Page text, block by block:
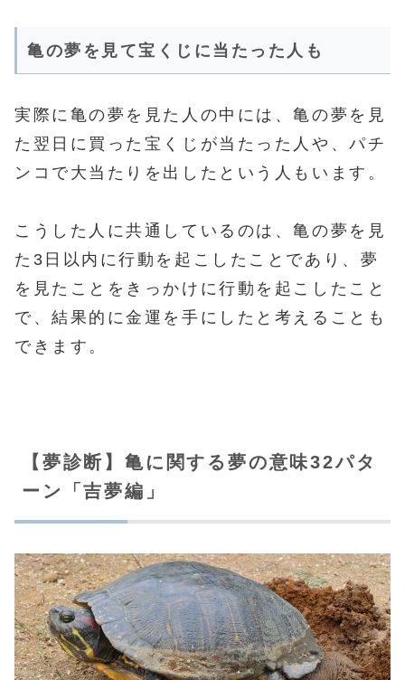
亀の夢を見て宝くじに当たった人も
実際に亀の夢を見た人の中には、亀の夢を見
た翌日に買った宝くじが当たった人や、パチ
ンコで大当たりを出したという人もいます。
こうした人に共通しているのは、亀の夢を見
た3日以内に行動を起こしたことであり、夢
を見たことをきっかけに行動を起こしたこと
で、結果的に金運を手にしたと考えることも
できます。
【夢診断】亀に関する夢の意味32パタ
ーン「吉夢編」